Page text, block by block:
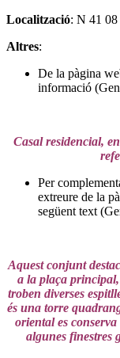
Localització: N 41
Altres:
De la pàgina
informació
Casal residencial,
Per
extreure de la
següent text
Aquest conjunt
a la plaça
troben diverses
és una torre
oriental es
algunes finestres